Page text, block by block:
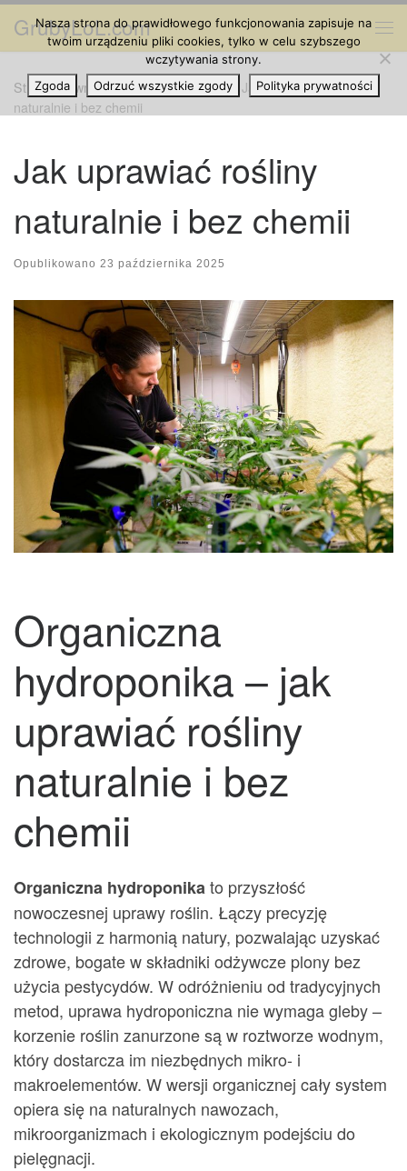
Przejdź do treści
GrubyLoL.com
Strona główna » Hodowla Marihuany » Jak uprawiać rośliny
naturalnie i bez chemii
Jak uprawiać rośliny
naturalnie i bez chemii
Opublikowano 23 października 2025
Organiczna
hydroponika – jak
uprawiać rośliny
naturalnie i bez
chemii
Organiczna hydroponikato przyszłość
nowoczesnej uprawy roślin. Łączy precyzję
technologii z harmonią natury, pozwalając uzyskać
zdrowe, bogate w składniki odżywcze plony bez
użycia pestycydów. W odróżnieniu od tradycyjnych
metod, uprawa hydroponiczna nie wymaga gleby –
korzenie roślin zanurzone są w roztworze wodnym,
który dostarcza im niezbędnych mikro- i
makroelementów. W wersji organicznej cały system
opiera się na naturalnych nawozach,
mikroorganizmach i ekologicznym podejściu do
pielęgnacji.
Nasza strona do prawidłowego funkcjonowania zapisuje na
twoim urządzeniu pliki cookies, tylko w celu szybszego
wczytywania strony.
Zgoda
Odrzuć wszystkie zgody Polityka prywatności